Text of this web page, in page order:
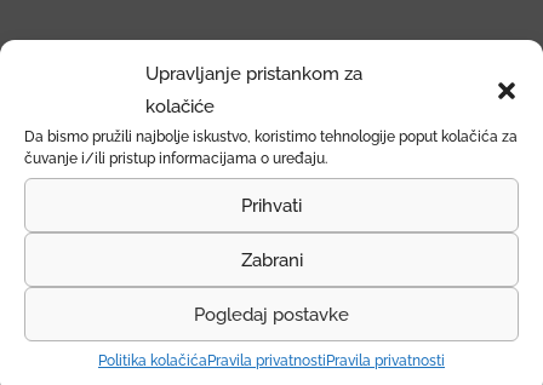
Upravljanje pristankom za
kolačiće
Da bismo pružili najbolje iskustvo, koristimo tehnologije poput kolačića za
čuvanje i/ili pristup informacijama o uređaju.
Prihvati
Zabrani
Pogledaj postavke
Politika kolačićaPravila privatnosti Pravila privatnosti